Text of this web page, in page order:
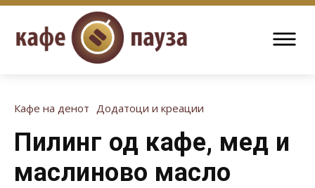
Кафе на денот Додатоци и креации
Пилинг од кафе, мед и
маслиново масло